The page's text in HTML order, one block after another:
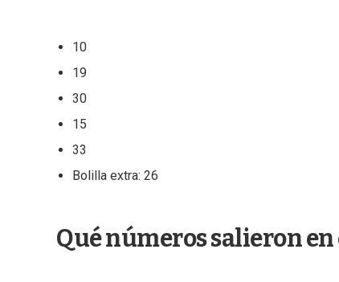
10
19
30
15
33
Bolilla extra: 26
Qué números salieron en